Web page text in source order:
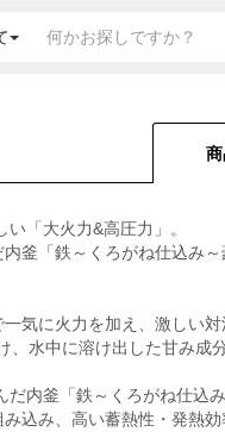
「大火力&高圧力」。
釜「鉄～くろがね仕込み～
気に火力を加え、激しい対
、水中に溶け出した甘み成
内釜「鉄～くろがね仕込み
込み、高い蓄熱性・発熱効